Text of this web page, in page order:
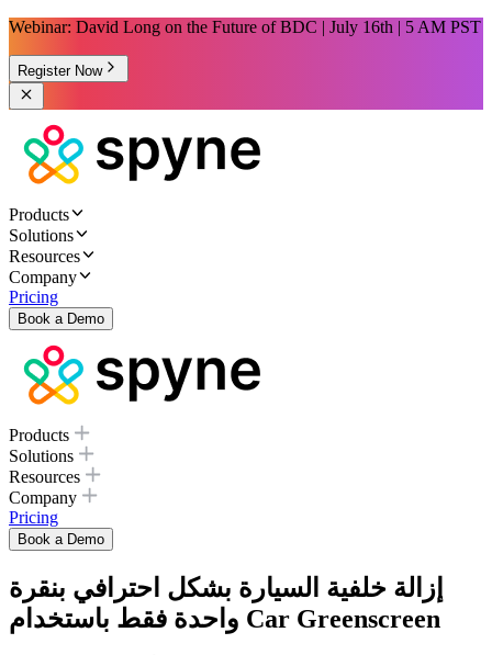
Webinar: David Long on the Future of BDC | July 16th | 5 AM PST
Register Now
Products
Solutions
Resources
Company
Pricing
Book a Demo
Products
Solutions
Resources
Company
Pricing
Book a Demo
إزالة خلفية السيارة بشكل احترافي بنقرة
Car Greenscreen